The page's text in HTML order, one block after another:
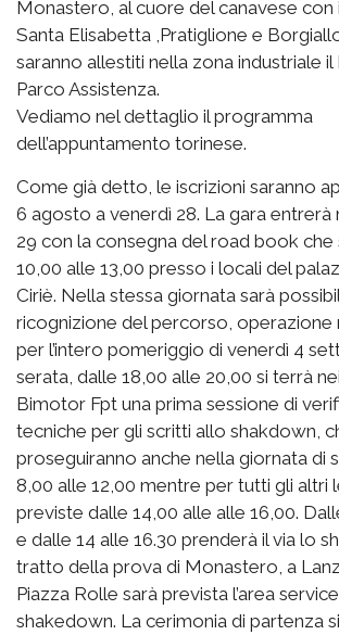
Monastero, al cuore del canavese con
Santa Elisabetta ,Pratiglione e
saranno allestiti nella zona industriale il
Parco Assistenza.
Vediamo nel dettaglio il programma
dell’appuntamento torinese.
Come già detto, le iscrizioni saranno
6 agosto a venerdì 28. La gara entrerà
29 con la consegna del road book che
10,00 alle 13,00 presso i locali del
Ciriè. Nella stessa giornata sarà
ricognizione del percorso, operazione
per l’intero pomeriggio di venerdì 4
serata, dalle 18,00 alle 20,00 si terrà
Bimotor Fpt una prima sessione di
tecniche per gli scritti allo shakdown,
proseguiranno anche nella giornata di
8,00 alle 12,00 mentre per tutti gli altri
previste dalle 14,00 alle alle 16,00.
e dalle 14 alle 16.30 prenderà il via lo
tratto della prova di Monastero, a
Piazza Rolle sarà prevista l’area
shakedown. La cerimonia di partenza